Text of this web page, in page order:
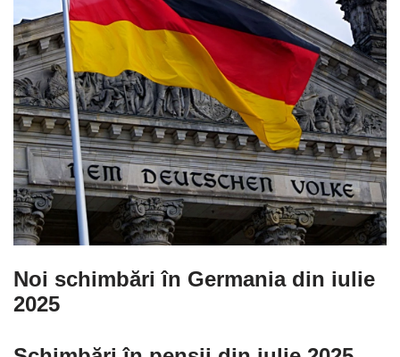
Noi schimbări în Germania din iulie
2025